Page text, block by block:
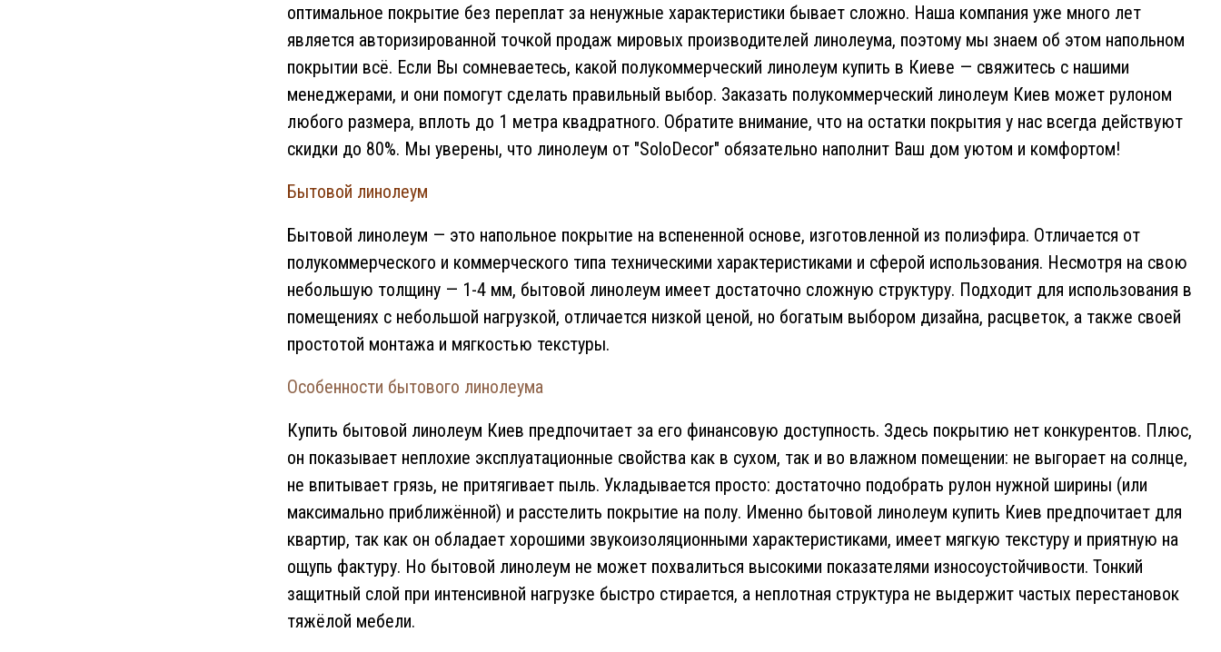
оптимальное покрытие без переплат за ненужные характеристики бывает сложно. Наша компания уже много лет
является авторизированной точкой продаж мировых производителей линолеума, поэтому мы знаем об этом напольном
покрытии всё. Если Вы сомневаетесь, какой полукоммерческий линолеум купить в Киеве — свяжитесь с нашими
менеджерами, и они помогут сделать правильный выбор. Заказать полукоммерческий линолеум Киев может рулоном
любого размера, вплоть до 1 метра квадратного. Обратите внимание, что на остатки покрытия у нас всегда действуют
скидки до 80%. Мы уверены, что линолеум от "SoloDecor" обязательно наполнит Ваш дом уютом и комфортом!
Бытовой линолеум
Бытовой линолеум — это напольное покрытие на вспененной основе, изготовленной из полиэфира. Отличается от
полукоммерческого и коммерческого типа техническими характеристиками и сферой использования. Несмотря на свою
небольшую толщину — 1-4 мм, бытовой линолеум имеет достаточно сложную структуру. Подходит для использования в
помещениях с небольшой нагрузкой, отличается низкой ценой, но богатым выбором дизайна, расцветок, а также своей
простотой монтажа и мягкостью текстуры.
Особенности бытового линолеума
Купить бытовой линолеум Киев предпочитает за его финансовую доступность. Здесь покрытию нет конкурентов. Плюс,
он показывает неплохие эксплуатационные свойства как в сухом, так и во влажном помещении: не выгорает на солнце,
не впитывает грязь, не притягивает пыль. Укладывается просто: достаточно подобрать рулон нужной ширины (или
максимально приближённой) и расстелить покрытие на полу. Именно бытовой линолеум купить Киев предпочитает для
квартир, так как он обладает хорошими звукоизоляционными характеристиками, имеет мягкую текстуру и приятную на
ощупь фактуру. Но бытовой линолеум не может похвалиться высокими показателями износоустойчивости. Тонкий
защитный слой при интенсивной нагрузке быстро стирается, а неплотная структура не выдержит частых перестановок
тяжёлой мебели.